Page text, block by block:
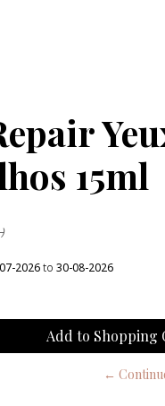
15ml
2026to 30-08-2026
←